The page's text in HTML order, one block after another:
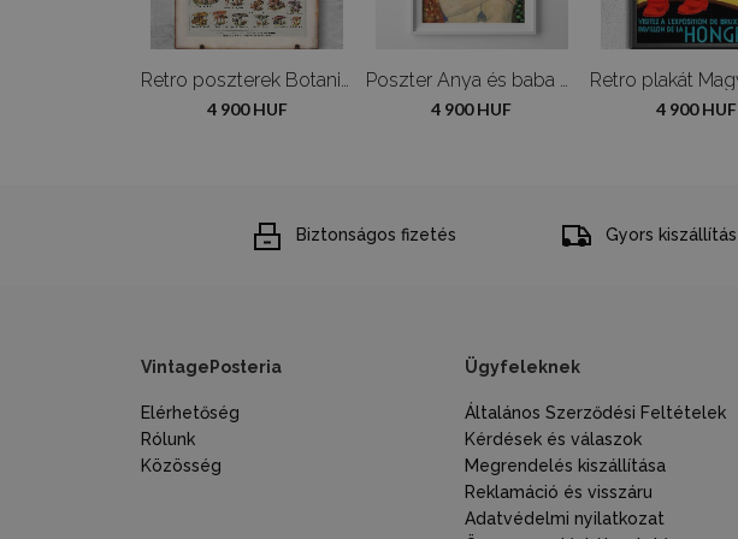
4 900 HUF 4 900 HUF 4 900 HUF
Biztonságos fizetés Gyors kiszállítás
VintagePosteria
Elérhetőség
Rólunk
Közösség
Ügyfeleknek
Általános Szerződési Feltételek
Kérdések és válaszok
Megrendelés kiszállítása
Reklamáció és visszáru
Adatvédelmi nyilatkozat